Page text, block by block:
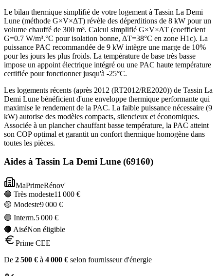
Le bilan thermique simplifié de votre logement à Tassin La Demi
Lune (méthode G×V×ΔT) révèle des déperditions de 8 kW pour un
volume chauffé de 300 m³. Calcul simplifié G×V×ΔT (coefficient
G=0.7 W/m³.°C pour isolation bonne, ΔT=38°C en zone H1c). La
puissance PAC recommandée de 9 kW intègre une marge de 10%
pour les jours les plus froids. La température de base très basse
impose un appoint électrique intégré ou une PAC haute température
certifiée pour fonctionner jusqu'à -25°C.
Les logements récents (après 2012 (RT2012/RE2020)) de Tassin La
Demi Lune bénéficient d'une enveloppe thermique performante qui
maximise le rendement de la PAC. La faible puissance nécessaire (9
kW) autorise des modèles compacts, silencieux et économiques.
Associée à un plancher chauffant basse température, la PAC atteint
son COP optimal et garantit un confort thermique homogène dans
toutes les pièces.
Aides à Tassin La Demi Lune (69160)
MaPrimeRénov'
🔵 Très modeste11 000 €
🟡 Modeste9 000 €
🟣 Interm.5 000 €
🔴 AiséNon éligible
Prime CEE
De 2 500 € à 4 000 € selon fournisseur d'énergie